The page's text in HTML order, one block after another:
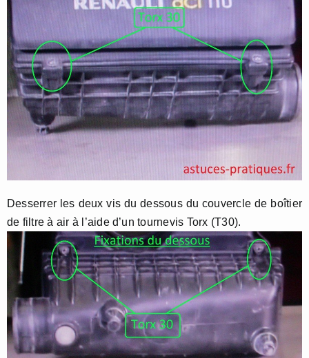
Desserrer les deux vis du dessous du couvercle de boîtier
de filtre à air à l’aide d’un tournevis Torx (T30).